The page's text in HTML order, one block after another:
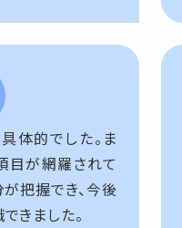
体的でした。ま
目が網羅されて
把握でき、今後
きました。